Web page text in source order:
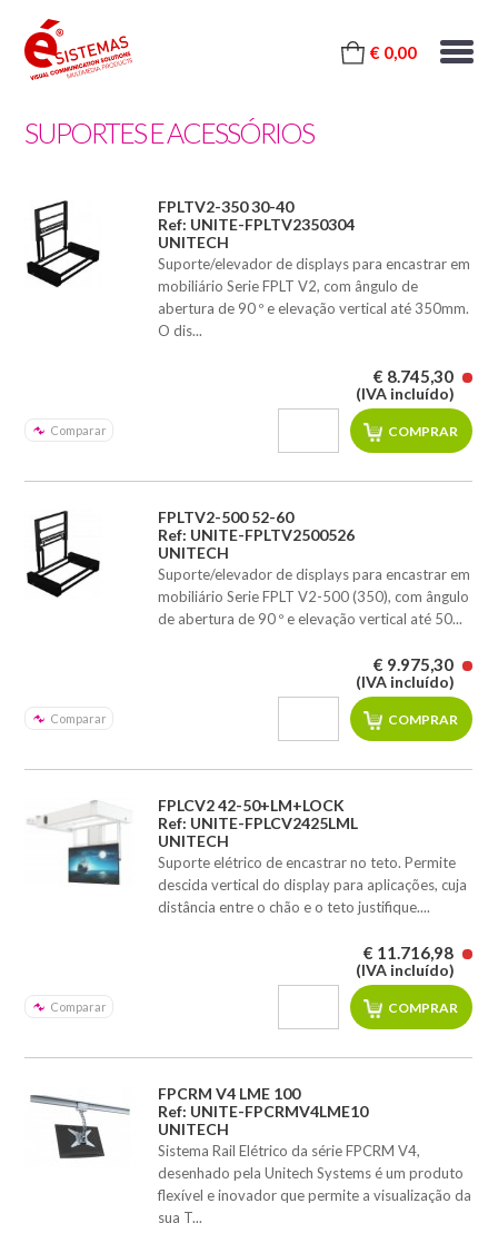
€ 0,00
SUPORTES E ACESSÓRIOS
FPLTV2-350 30-40
Ref: UNITE-FPLTV2350304
UNITECH
Suporte/elevador de displays para encastrar em
mobiliário Serie FPLT V2, com ângulo de
abertura de 90 º e elevação vertical até 350mm.
O dis...
Comparar
€ 8.745,30
(IVA incluído)
FPLTV2-500 52-60
Ref: UNITE-FPLTV2500526
UNITECH
Suporte/elevador de displays para encastrar em
mobiliário Serie FPLT V2-500 (350), com ângulo
de abertura de 90 º e elevação vertical até 50...
Comparar
€ 9.975,30
(IVA incluído)
FPLCV2 42-50+LM+LOCK
Ref: UNITE-FPLCV2425LML
UNITECH
Suporte elétrico de encastrar no teto. Permite
descida vertical do display para aplicações, cuja
distância entre o chão e o teto justifique....
Comparar
€ 11.716,98
(IVA incluído)
FPCRM V4 LME 100
Ref: UNITE-FPCRMV4LME10
UNITECH
Sistema Rail Elétrico da série FPCRM V4,
desenhado pela Unitech Systems é um produto
flexível e inovador que permite a visualização da
sua T...